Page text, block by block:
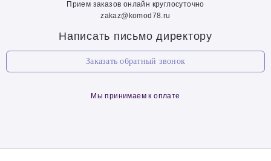
Прием заказов онлайн круглосуточно
zakaz@komod78.ru
Написать письмо директору
Заказать обратный звонок
Мы принимаем к оплате